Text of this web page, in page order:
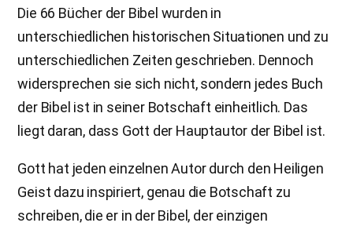
Die 66 Bücher der Bibel wurden in
unterschiedlichen historischen Situationen und zu
unterschiedlichen Zeiten geschrieben. Dennoch
widersprechen sie sich nicht, sondern jedes Buch
der Bibel ist in seiner Botschaft einheitlich. Das
liegt daran, dass Gott der Hauptautor der Bibel ist.
Gott hat jeden einzelnen Autor durch den Heiligen
Geist dazu inspiriert, genau die Botschaft zu
schreiben, die er in der Bibel, der einzigen